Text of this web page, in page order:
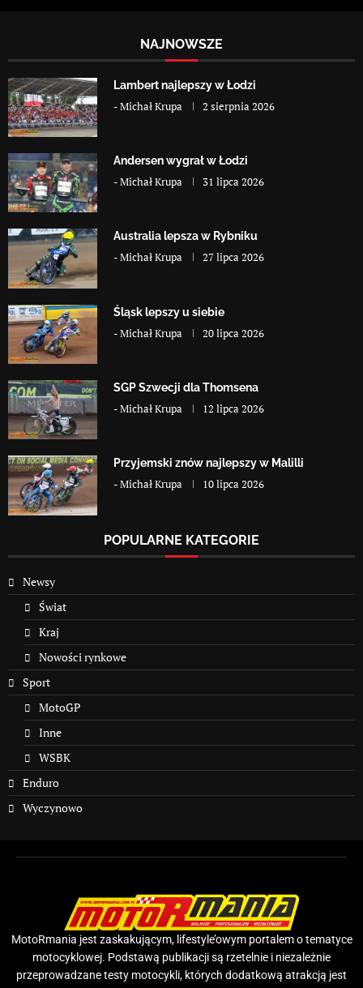
NAJNOWSZE
Lambert najlepszy w Łodzi
-Michał Krupa 2 sierpnia 2026
Andersen wygrał w Łodzi
-Michał Krupa 31 lipca 2026
Australia lepsza w Rybniku
-Michał Krupa 27 lipca 2026
Śląsk lepszy u siebie
-Michał Krupa 20 lipca 2026
SGP Szwecji dla Thomsena
-Michał Krupa 12 lipca 2026
Przyjemski znów najlepszy w Malilli
-Michał Krupa 10 lipca 2026
POPULARNE KATEGORIE
Newsy
Świat
Kraj
Nowości rynkowe
Sport
MotoGP
Inne
WSBK
Enduro
Wyczynowo
MotoRmania jest zaskakującym, lifestyle’owym portalem o tematyce
motocyklowej. Podstawą publikacji są rzetelnie i niezależnie
przeprowadzane testy motocykli, których dodatkową atrakcją jest